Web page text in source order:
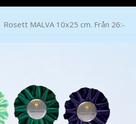
Rosett MALVA 10x25 cm. Från 26:-